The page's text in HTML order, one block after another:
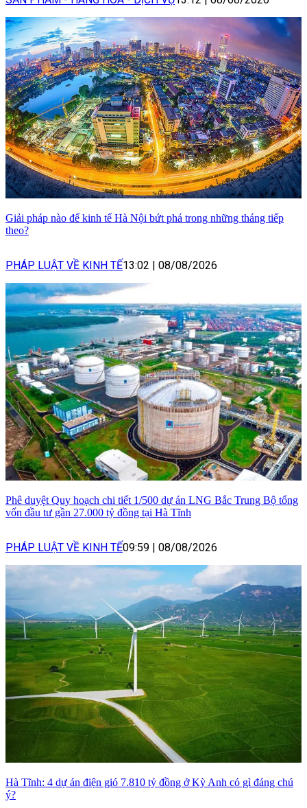
Giải pháp nào để kinh tế Hà Nội bứt phá trong những tháng tiếp
theo?
PHÁP LUẬT VỀ KINH TẾ13:02 | 08/08/2026
Phê duyệt Quy hoạch chi tiết 1/500 dự án LNG Bắc Trung Bộ tổng
vốn đầu tư gần 27.000 tỷ đồng tại Hà Tĩnh
PHÁP LUẬT VỀ KINH TẾ09:59 | 08/08/2026
Hà Tĩnh: 4 dự án điện gió 7.810 tỷ đồng ở Kỳ Anh có gì đáng chú
ý?